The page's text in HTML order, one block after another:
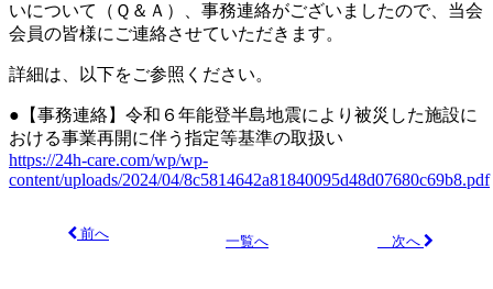
いについて（Ｑ＆Ａ）、 事務連絡がございましたので、当会
会員の皆様にご連絡させていただきます。
詳細は、以下をご参照ください。
●【事務連絡】令和６年能登半島地震により被災した施設に
おける事業再開に伴う指定等基準の取扱い
https://24h-care.com/wp/wp-
content/uploads/2024/04/8c5814642a81840095d48d07680c69b8.pdf
前へ
一覧へ 次へ